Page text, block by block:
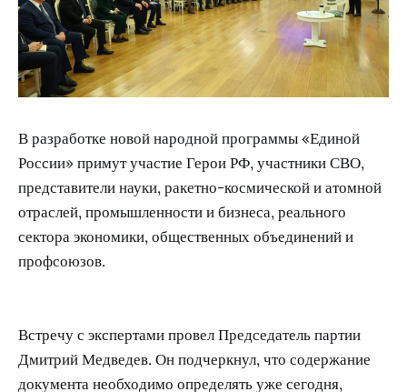
В разработке новой народной программы «Единой
России» примут участие Герои РФ, участники СВО,
представители науки, ракетно-космической и атомной
отраслей, промышленности и бизнеса, реального
сектора экономики, общественных объединений и
профсоюзов.
Встречу с экспертами провел Председатель партии
Дмитрий Медведев. Он подчеркнул, что содержание
документа необходимо определять уже сегодня,